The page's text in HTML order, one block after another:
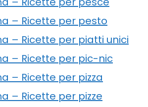
– Ricette per pesto
– Ricette per piatti unici
– Ricette per pic-nic
– Ricette per pizza
– Ricette per pizze